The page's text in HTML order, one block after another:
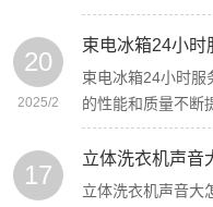
20
2025/2
束电冰箱24小时
束电冰箱24小时服
的性能和质量不断
17
立体洗衣机声音
立体洗衣机声音大